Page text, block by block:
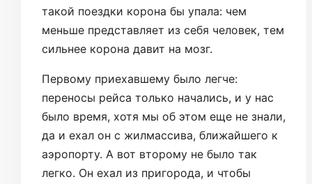
такой поездки корона бы упала: чем
меньше представляет из себя человек, тем
сильнее корона давит на мозг.
Первому приехавшему было легче:
переносы рейса только начались, и у нас
было время, хотя мы об этом еще не знали,
да и ехал он с жилмассива, ближайшего к
аэропорту. А вот второму не было так
легко. Он ехал из пригорода, и чтобы